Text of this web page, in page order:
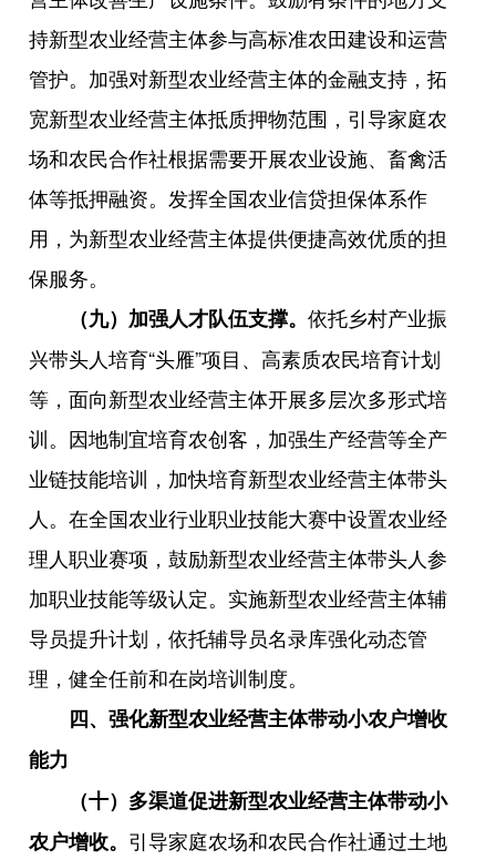
持新型农业经营主体参与高标准农田建设和运营
管护。加强对新型农业经营主体的金融支持，拓
宽新型农业经营主体抵质押物范围，引导家庭农
场和农民合作社根据需要开展农业设施、畜禽活
体等抵押融资。发挥全国农业信贷担保体系作
用，为新型农业经营主体提供便捷高效优质的担
保服务。
（九）加强人才队伍支撑。依托乡村产业振
兴带头人培育“头雁”项目、高素质农民培育计划
等，面向新型农业经营主体开展多层次多形式培
训。因地制宜培育农创客，加强生产经营等全产
业链技能培训，加快培育新型农业经营主体带头
人。在全国农业行业职业技能大赛中设置农业经
理人职业赛项，鼓励新型农业经营主体带头人参
加职业技能等级认定。实施新型农业经营主体辅
导员提升计划，依托辅导员名录库强化动态管
理，健全任前和在岗培训制度。
四、强化新型农业经营主体带动小农户增收
能力
（十）多渠道促进新型农业经营主体带动小
农户增收。 引导家庭农场和农民合作社通过土地